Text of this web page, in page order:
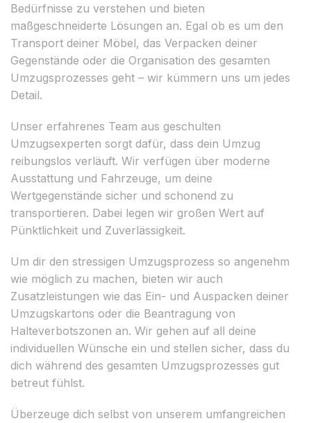
Bedürfnisse zu verstehen und bieten
maßgeschneiderte Lösungen an. Egal ob es um den
Transport deiner Möbel, das Verpacken deiner
Gegenstände oder die Organisation des gesamten
Umzugsprozesses geht – wir kümmern uns um jedes
Detail.
Unser erfahrenes Team aus geschulten
Umzugsexperten sorgt dafür, dass dein Umzug
reibungslos verläuft. Wir verfügen über moderne
Ausstattung und Fahrzeuge, um deine
Wertgegenstände sicher und schonend zu
transportieren. Dabei legen wir großen Wert auf
Pünktlichkeit und Zuverlässigkeit.
Um dir den stressigen Umzugsprozess so angenehm
wie möglich zu machen, bieten wir auch
Zusatzleistungen wie das Ein- und Auspacken deiner
Umzugskartons oder die Beantragung von
Halteverbotszonen an. Wir gehen auf all deine
individuellen Wünsche ein und stellen sicher, dass du
dich während des gesamten Umzugsprozesses gut
betreut fühlst.
Überzeuge dich selbst von unserem umfangreichen